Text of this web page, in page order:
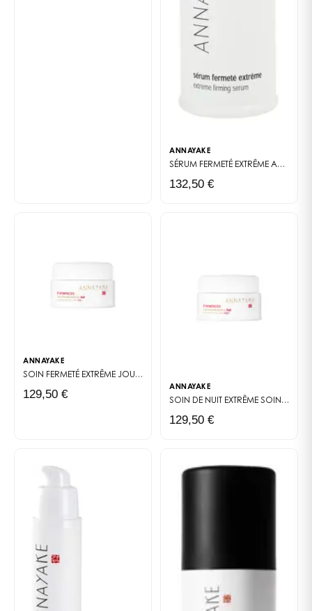
ANNAYAKE
SÉRUM FERMETÉ EXTRÊME ANTI-AGE EXTRÊME
132,50 €
ANNAYAKE
SOIN FERMETÉ EXTRÊME JOUR
129,50 €
ANNAYAKE
SOIN DE NUIT EXTRÊME SOIN DE NUIT HAUTE TECHNOLOGIE : FERMETÉ ET ÉCLAT PENDANT LE PIC DE RÉGÉNÉRATION CELLULAIRE.
129,50 €